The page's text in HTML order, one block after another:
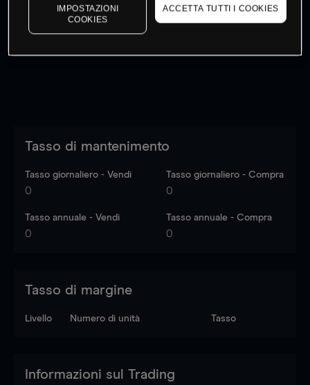
I prezzi sono solo indicativi. Accediper vedere gli ultimi
dati di mercato
to see latest market data
Tasso di mantenimento
Tasso giornaliero - Vendi
0
Tasso giornaliero - Compra
0
Tasso annuale - Vendi
0
Tasso annuale - Compra
0
Tasso di margine
Livello Numero di unità Tasso
Informazioni sul Trading
IMPOSTAZIONI
COOKIES
ACCETTA TUTTI I COOKIES